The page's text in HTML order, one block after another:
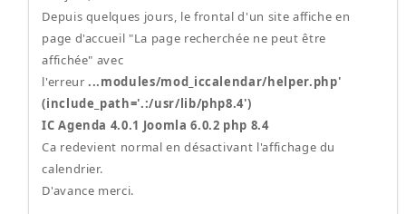
Depuis quelques jours, le frontal d'un site affiche en
page d'accueil "La page recherchée ne peut être
affichée" avec
l'erreur...modules/mod_iccalendar/helper.php'
(include_path='.:/usr/lib/php8.4')
IC Agenda 4.0.1 Joomla 6.0.2 php 8.4
Ca redevient normal en désactivant l'affichage du
calendrier.
D'avance merci.